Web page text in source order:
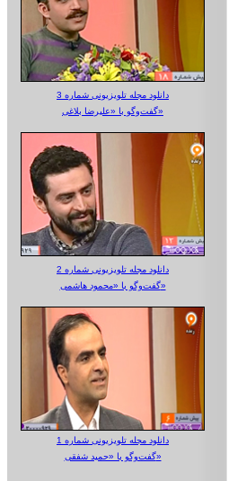
دانلود مجله تلویزیونی شماره 3
گفت‌وگو با «علیرضا بلاغی»
دانلود مجله تلویزیونی شماره 2
گفت‌وگو با «محمود هاشمی»
دانلود مجله تلویزیونی شماره 1
گفت‌وگو با «حمید شفقی»